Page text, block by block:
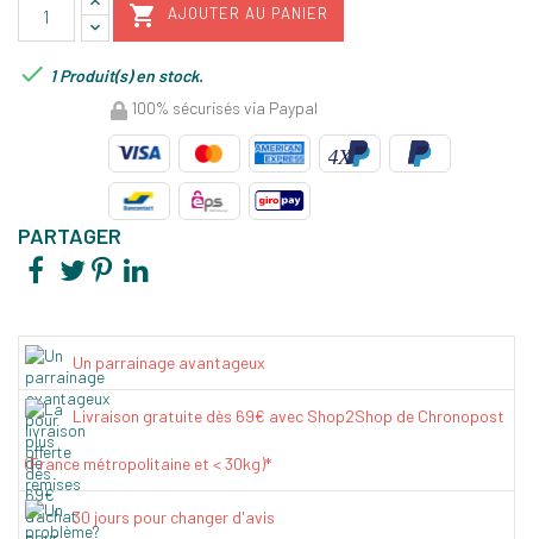
 AJOUTER AU PANIER
 1 Produit(s) en stock.
100% sécurisés via Paypal
PARTAGER
Un parrainage avantageux
Livraison gratuite dès 69€ avec Shop2Shop de Chronopost
(France métropolitaine et < 30kg)*
30 jours pour changer d'avis